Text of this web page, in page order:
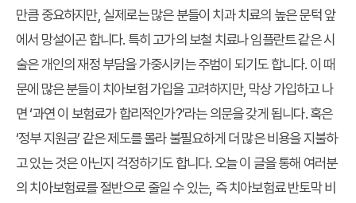
만큼 중요하지만, 실제로는 많은 분들이 치과 치료의 높은 문턱 앞
에서 망설이곤 합니다. 특히 고가의 보철 치료나 임플란트 같은 시
술은 개인의 재정 부담을 가중시키는 주범이 되기도 합니다. 이 때
문에 많은 분들이 치아보험 가입을 고려하지만, 막상 가입하고 나
면 ‘과연 이 보험료가 합리적인가?’라는 의문을 갖게 됩니다. 혹은
‘정부 지원금’ 같은 제도를 몰라 불필요하게 더 많은 비용을 지불하
고 있는 것은 아닌지 걱정하기도 합니다. 오늘 이 글을 통해 여러분
의 치아보험료를 절반으로 줄일 수 있는, 즉치아보험료 반토막 비